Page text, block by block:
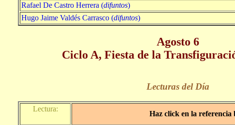
Rafael De Castro Herrera (difuntos)
Hugo Jaime Valdés Carrasco (difuntos)
Agosto 6
Ciclo A, Fiesta de la
Lecturas del Día
Lectura:
Haz click en la referencia